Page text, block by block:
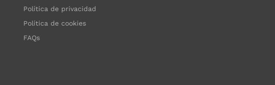
Política de privacidad
Política de cookies
FAQs